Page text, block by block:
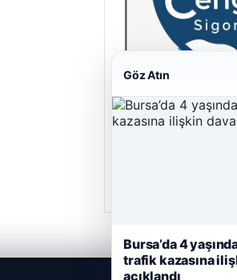
Göz Atın
Bursa’da 4
trafik kazasına
açıklandı